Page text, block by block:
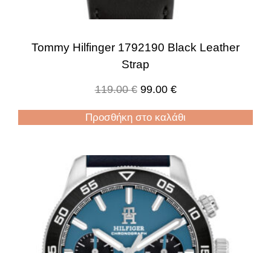
Tommy Hilfinger 1792190 Black Leather
Strap
119.00€ 99.00 €
Προσθήκη στο καλάθι